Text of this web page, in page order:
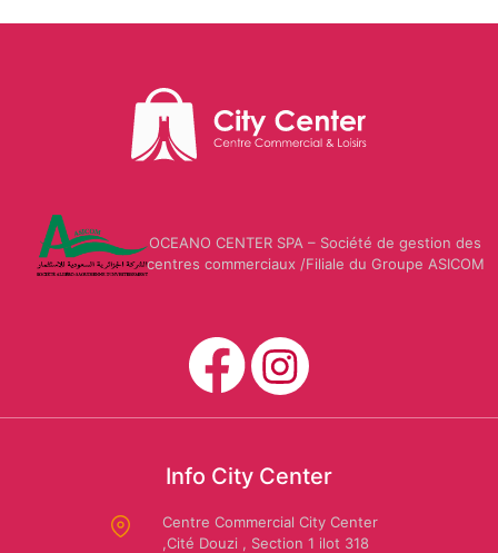
VOYAGE
CARWASH
AMIR:
voiture
Us
Amira
Jakamen
Mario
Dessuti
OCEANO CENTER SPA – Société de gestion des
centres commerciaux /Filiale du Groupe ASICOM
Info City Center
Centre Commercial City Center
,Cité Douzi , Section 1 ilot 318